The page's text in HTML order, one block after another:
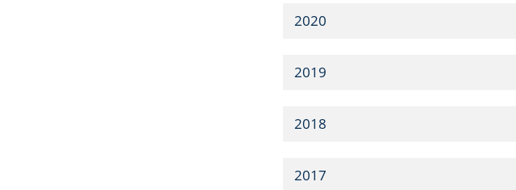
2020
2019
2018
2017